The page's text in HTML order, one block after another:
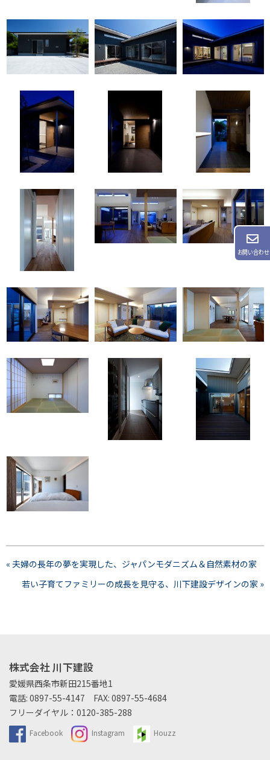
お問い合わせ
« 夫婦の長年の夢を実現した、ジャパンモダニズム＆自然素材の家
若い子育てファミリーの成長を見守る、川下建設デザインの家 »
株式会社 川下建設
愛媛県西条市新田215番地1
電話: 0897-55-4147 FAX: 0897-55-4684
フリーダイヤル： 0120-385-288
Facebook Instagram Houzz